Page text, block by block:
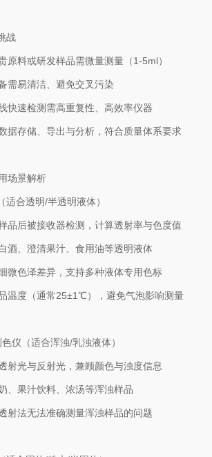
战
原料或研发样品需微量测量（1-5ml）
需易清洁、避免交叉污染
快速检测需高重复性、高效率仪器
据存储、导出与分析，符合质量体系要求
场景解析
适合透明/半透明液体）
品后被接收器检测，计算透射率与色度值
酒、澄清果汁、食用油等透明液体
微色泽差异，支持多种液体专用色标
温度（通常25±1℃），避免气泡影响测量
仪（适合浑浊/乳浊液体）
射光与反射光，兼顾颜色与浊度信息
、果汁饮料、浓汤等浑浊样品
射法无法准确测量浑浊样品的问题